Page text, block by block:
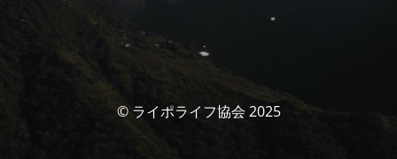
© ライポライフ協会 2025